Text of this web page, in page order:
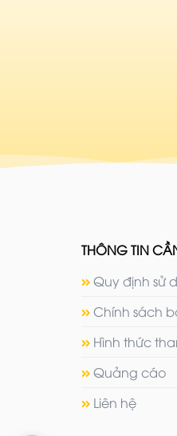
THÔNG TIN
Quy định sử
Chính sách
Hình thức
Quảng cáo
Liên hệ